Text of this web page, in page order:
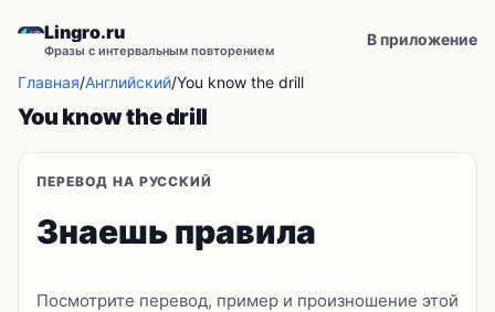
Lingro.ru
Фразы с интервальным повторением
В приложение
Главная/Английский/You know the drill
You know the drill
ПЕРЕВОД НА РУССКИЙ
Знаешь правила
Посмотрите перевод, пример и произношение этой